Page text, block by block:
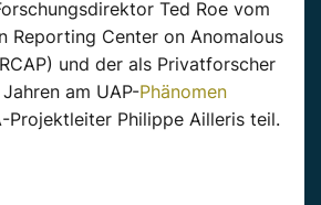
Ted Roe vom
Reporting Center on Anomalous
) und der als Privatforscher
am UAP-Phänomen
Projektleiter Philippe Ailleris teil.